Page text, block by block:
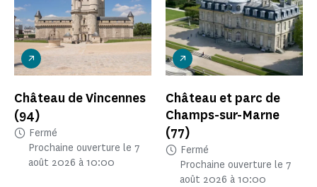
Château de Vincennes
(94)
Fermé
Prochaine ouverture le 7
août 2026 à 10:00
Château et parc de
Champs-sur-Marne
(77)
Fermé
Prochaine ouverture le 7
août 2026 à 10:00